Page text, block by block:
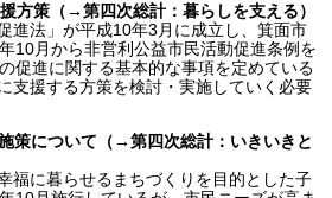
方策（→第四次総計：暮らしを支える）
進法」が平成10年3月に成立し、箕面市
10月から非営利公益市民活動促進条例を
促進に関する基本的な事項を定めている
支援する方策を検討・実施していく必要
策について（→第四次総計：いきいきと
福に暮らせるまちづくりを目的とした子